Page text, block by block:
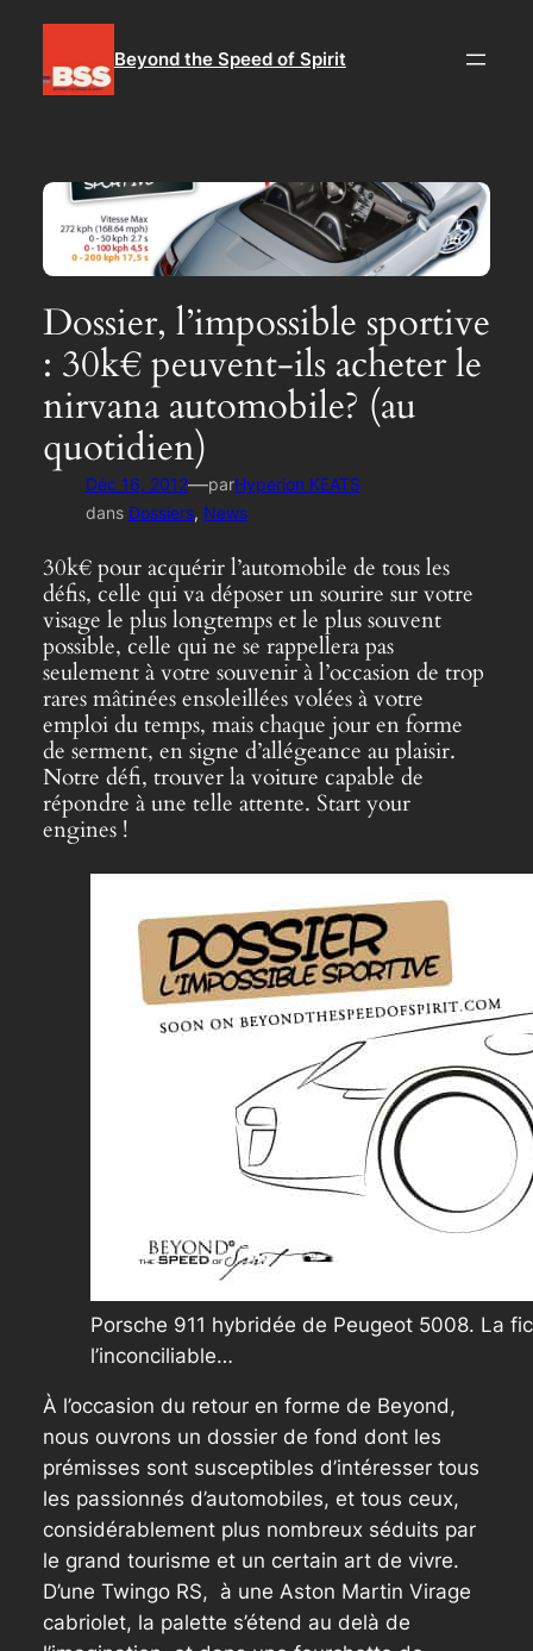
contenu
Beyond the Speed of Spirit
Dossier, l’impossible sportive
: 30k€ peuvent-ils acheter le
nirvana automobile? (au
quotidien)
Déc 16, 2012—parHyperion KEATS
dans Dossiers, News
30k€ pour acquérir l’automobile de tous les
défis, celle qui va déposer un sourire sur votre
visage le plus longtemps et le plus souvent
possible, celle qui ne se rappellera pas
seulement à votre souvenir à l’occasion de trop
rares mâtinées ensoleillées volées à votre
emploi du temps, mais chaque jour en forme
de serment, en signe d’allégeance au plaisir.
Notre défi, trouver la voiture capable de
répondre à une telle attente. Start your
engines !
Porsche 911 hybridée de Peugeot 5008. La
l’inconciliable…
À l’occasion du retour en forme de Beyond,
nous ouvrons un dossier de fond dont les
prémisses sont susceptibles d’intéresser tous
les passionnés d’automobiles, et tous ceux,
considérablement plus nombreux séduits par
le grand tourisme et un certain art de vivre.
D’une Twingo RS, à une Aston Martin Virage
cabriolet, la palette s’étend au delà de